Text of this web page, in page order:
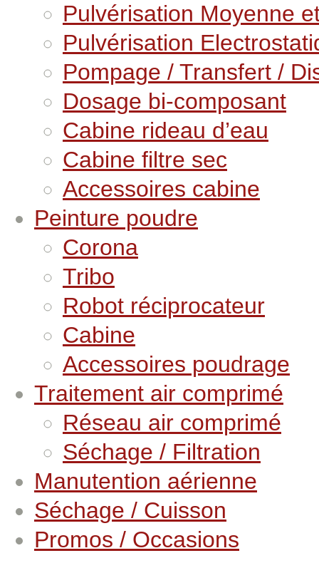
Pulvérisation Moyenne
Pulvérisation
Pompage / Transfert /
Dosage bi-composant
Cabine rideau d’eau
Cabine filtre sec
Accessoires cabine
Peinture poudre
Corona
Tribo
Robot réciprocateur
Cabine
Accessoires poudrage
Traitement air comprimé
Réseau air comprimé
Séchage / Filtration
Manutention aérienne
Séchage / Cuisson
Promos / Occasions